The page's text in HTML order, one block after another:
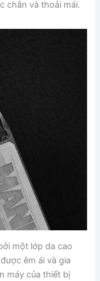
chắn và thoải mái.
một lớp da cao
êm ái và gia
máy của thiết bị